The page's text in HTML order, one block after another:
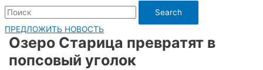
Search
ПРЕДЛОЖИТЬ НОВОСТЬ
Озеро Старица превратят в
попсовый уголок